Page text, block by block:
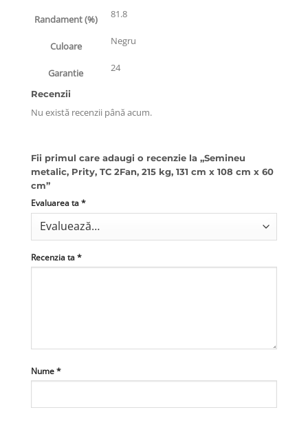
Randament (%) 81.8
Culoare Negru
Garantie 24
Recenzii
Nu există recenzii până acum.
Fii primul care adaugi o recenzie la „Semineu
metalic, Prity, TC 2Fan, 215 kg, 131 cm x 108 cm x 60
cm”
Evaluarea ta *
Recenzia ta *
Nume *